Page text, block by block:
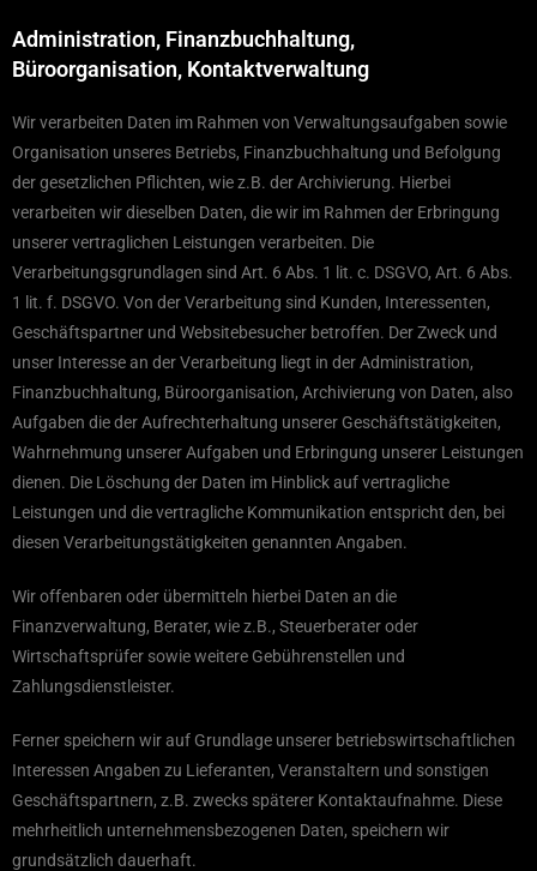
Administration, Finanzbuchhaltung,
Büroorganisation, Kontaktverwaltung
Wir verarbeiten Daten im Rahmen von Verwaltungsaufgaben sowie
Organisation unseres Betriebs, Finanzbuchhaltung und Befolgung
der gesetzlichen Pflichten, wie z.B. der Archivierung. Hierbei
verarbeiten wir dieselben Daten, die wir im Rahmen der Erbringung
unserer vertraglichen Leistungen verarbeiten. Die
Verarbeitungsgrundlagen sind Art. 6 Abs. 1 lit. c. DSGVO, Art. 6 Abs.
1 lit. f. DSGVO. Von der Verarbeitung sind Kunden, Interessenten,
Geschäftspartner und Websitebesucher betroffen. Der Zweck und
unser Interesse an der Verarbeitung liegt in der Administration,
Finanzbuchhaltung, Büroorganisation, Archivierung von Daten, also
Aufgaben die der Aufrechterhaltung unserer Geschäftstätigkeiten,
Wahrnehmung unserer Aufgaben und Erbringung unserer Leistungen
dienen. Die Löschung der Daten im Hinblick auf vertragliche
Leistungen und die vertragliche Kommunikation entspricht den, bei
diesen Verarbeitungstätigkeiten genannten Angaben.
Wir offenbaren oder übermitteln hierbei Daten an die
Finanzverwaltung, Berater, wie z.B., Steuerberater oder
Wirtschaftsprüfer sowie weitere Gebührenstellen und
Zahlungsdienstleister.
Ferner speichern wir auf Grundlage unserer betriebswirtschaftlichen
Interessen Angaben zu Lieferanten, Veranstaltern und sonstigen
Geschäftspartnern, z.B. zwecks späterer Kontaktaufnahme. Diese
mehrheitlich unternehmensbezogenen Daten, speichern wir
grundsätzlich dauerhaft.